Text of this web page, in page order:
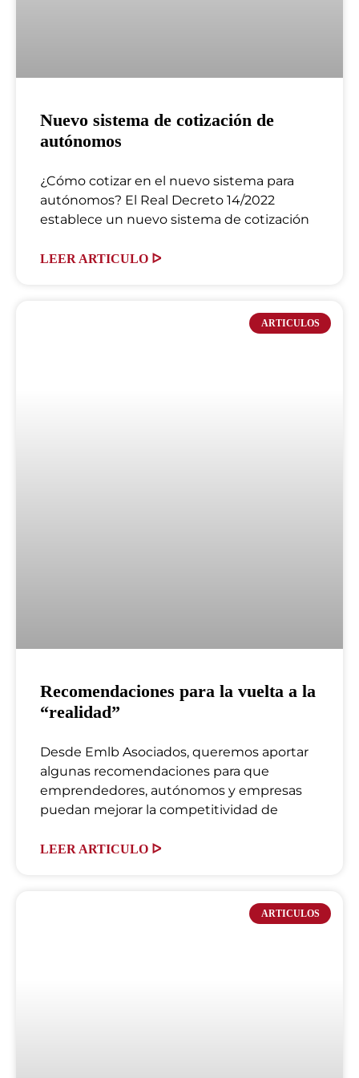
Nuevo sistema de cotización de
autónomos
¿Cómo cotizar en el nuevo sistema para
autónomos? El Real Decreto 14/2022
establece un nuevo sistema de cotización
LEER ARTICULO ᐅ
ARTICULOS
Recomendaciones para la vuelta a la
“realidad”
Desde Emlb Asociados, queremos aportar
algunas recomendaciones para que
emprendedores, autónomos y empresas
puedan mejorar la competitividad de
LEER ARTICULO ᐅ
ARTICULOS